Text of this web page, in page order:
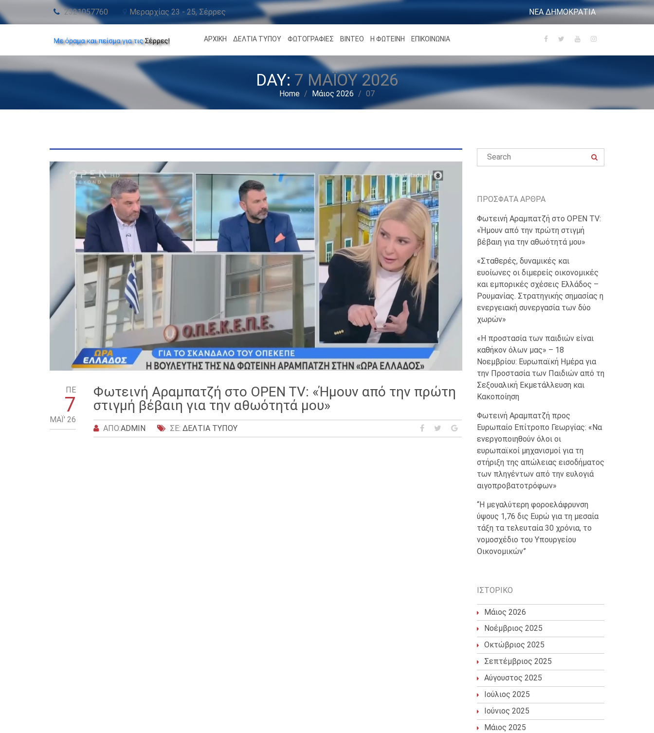
2321057760 Μεραρχίας 23 - 25, Σέρρες ΝΕΑ ΔΗΜΟΚΡΑΤΙΑ
ΑΡΧΙΚΗ ΔΕΛΤΙΑ ΤΥΠΟΥ ΦΩΤΟΓΡΑΦΙΕΣ ΒΙΝΤΕΟ Η ΦΩΤΕΙΝΗ ΕΠΙΚΟΙΝΩΝΙΑ
DAY: 7 ΜΑΪ́ΟΥ 2026
Home / Μάιος 2026 / 07
ΠΕ
7
ΜΑΪ́' 26
Φωτεινή Αραμπατζή στο OPEN TV: «Ήμουν από την πρώτη
στιγμή βέβαιη για την αθωότητά μου»
ΑΠΌ:ADMIN ΣΕ: ΔΕΛΤΊΑ ΤΎΠΟΥ
ΠΡΌΣΦΑΤΑ ΆΡΘΡΑ
Φωτεινή Αραμπατζή στο OPEN TV:
«Ήμουν από την πρώτη στιγμή
βέβαιη για την αθωότητά μου»
«Σταθερές, δυναμικές και
ευοίωνες οι διμερείς οικονομικές
και εμπορικές σχέσεις Ελλάδος –
Ρουμανίας. Στρατηγικής σημασίας η
ενεργειακή συνεργασία των δύο
χωρών»
«Η προστασία των παιδιών είναι
καθήκον όλων μας» – 18
Νοεμβρίου: Ευρωπαϊκή Ημέρα για
την Προστασία των Παιδιών από τη
Σεξουαλική Εκμετάλλευση και
Κακοποίηση
Φωτεινή Αραμπατζή προς
Ευρωπαίο Επίτροπο Γεωργίας: «Να
ενεργοποιηθούν όλοι οι
ευρωπαϊκοί μηχανισμοί για τη
στήριξη της απώλειας εισοδήματος
των πληγέντων από την ευλογιά
αιγοπροβατοτρόφων»
“Η μεγαλύτερη φοροελάφρυνση
ύψους 1,76 δις Ευρώ για τη μεσαία
τάξη τα τελευταία 30 χρόνια, το
νομοσχέδιο του Υπουργείου
Οικονομικών”
ΙΣΤΟΡΙΚΌ
Μάιος 2026
Νοέμβριος 2025
Οκτώβριος 2025
Σεπτέμβριος 2025
Αύγουστος 2025
Ιούλιος 2025
Ιούνιος 2025
Μάιος 2025